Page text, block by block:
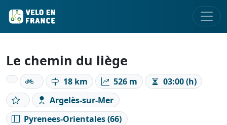
Le chemin du liège
18 km 526 m
03:00 (h)
Argelès-sur-Mer
Pyrenees-Orientales (66)